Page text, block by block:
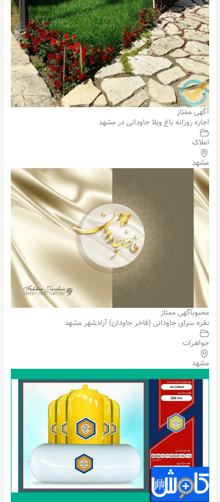
آگهی ممتاز
اجاره روزانه باغ ویلا جاودانی در مشهد
املاک
مشهد
محبوبآگهی ممتاز
نقره سرای جاودانی (فاخر جاودان) آزادشهر مشهد
جواهرات
مشهد